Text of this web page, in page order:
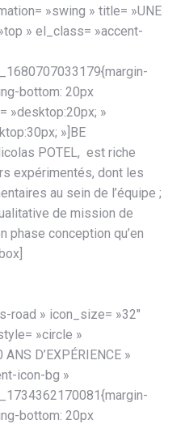
»swing » title= »UNE
» el_class= »accent-
bottom: 20px
»desktop:20px; »
»]BE
POTEL, est riche
expérimentés, dont les
au sein de l’équipe ;
de mission de
phase conception qu’en
road » icon_size= »32″
»circle »
D’EXPÉRIENCE »
icon-bg »
bottom: 20px